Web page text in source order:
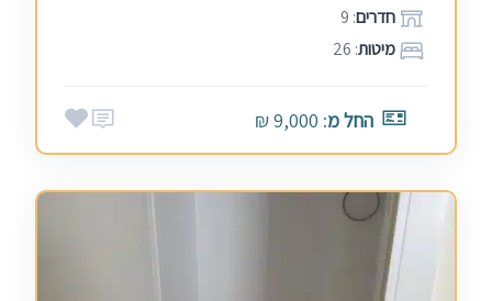
חדרים: 9
מיטות: 26
החל מ: 9,000 ₪